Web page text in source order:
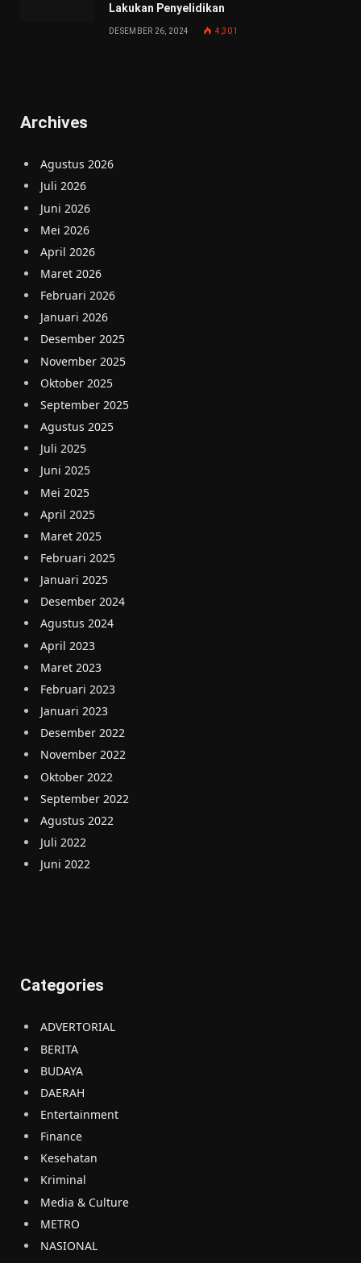
Lakukan Penyelidikan
DESEMBER 26, 2024 4,301
Archives
Agustus 2026
Juli 2026
Juni 2026
Mei 2026
April 2026
Maret 2026
Februari 2026
Januari 2026
Desember 2025
November 2025
Oktober 2025
September 2025
Agustus 2025
Juli 2025
Juni 2025
Mei 2025
April 2025
Maret 2025
Februari 2025
Januari 2025
Desember 2024
Agustus 2024
April 2023
Maret 2023
Februari 2023
Januari 2023
Desember 2022
November 2022
Oktober 2022
September 2022
Agustus 2022
Juli 2022
Juni 2022
Categories
ADVERTORIAL
BERITA
BUDAYA
DAERAH
Entertainment
Finance
Kesehatan
Kriminal
Media & Culture
METRO
NASIONAL